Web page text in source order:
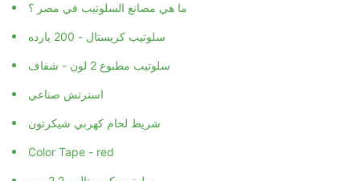
ما هي مصانع السلوتيب في مصر ؟
سلوتيب كريستال - 200 يارده
سلوتيب مطبوع 2 لون - شفاف
استرتش صناعي
شريط لحام كهربي شيكرتون
Color Tape - red